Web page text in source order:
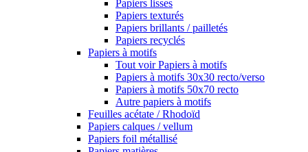
Papiers lisses
Papiers texturés
Papiers brillants / pailletés
Papiers recyclés
Papiers à motifs
Tout voir Papiers à motifs
Papiers à motifs 30x30 recto/verso
Papiers à motifs 50x70 recto
Autre papiers à motifs
Feuilles acétate / Rhodoïd
Papiers calques / vellum
Papiers foil métallisé